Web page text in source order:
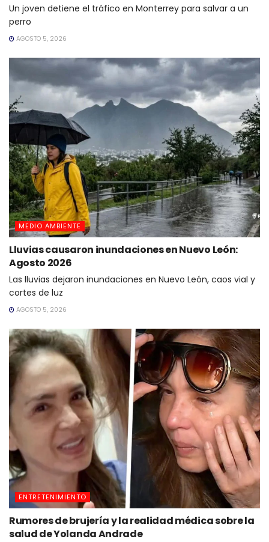
Un joven detiene el tráfico en Monterrey para salvar a un
perro
AGOSTO 5, 2026
MEDIO AMBIENTE
Lluvias causaron inundaciones en Nuevo León:
Agosto 2026
Las lluvias dejaron inundaciones en Nuevo León, caos vial y
cortes de luz
AGOSTO 5, 2026
ENTRETENIMIENTO
Rumores de brujería y la realidad médica sobre la
salud de Yolanda Andrade